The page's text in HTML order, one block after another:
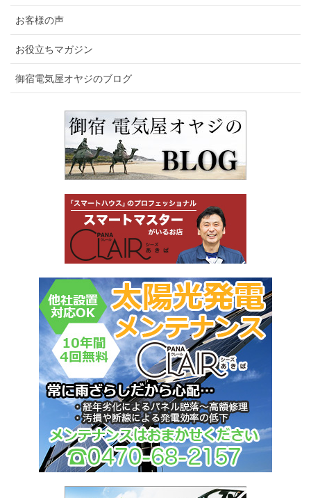
お客様の声
お役立ちマガジン
御宿電気屋オヤジのブログ